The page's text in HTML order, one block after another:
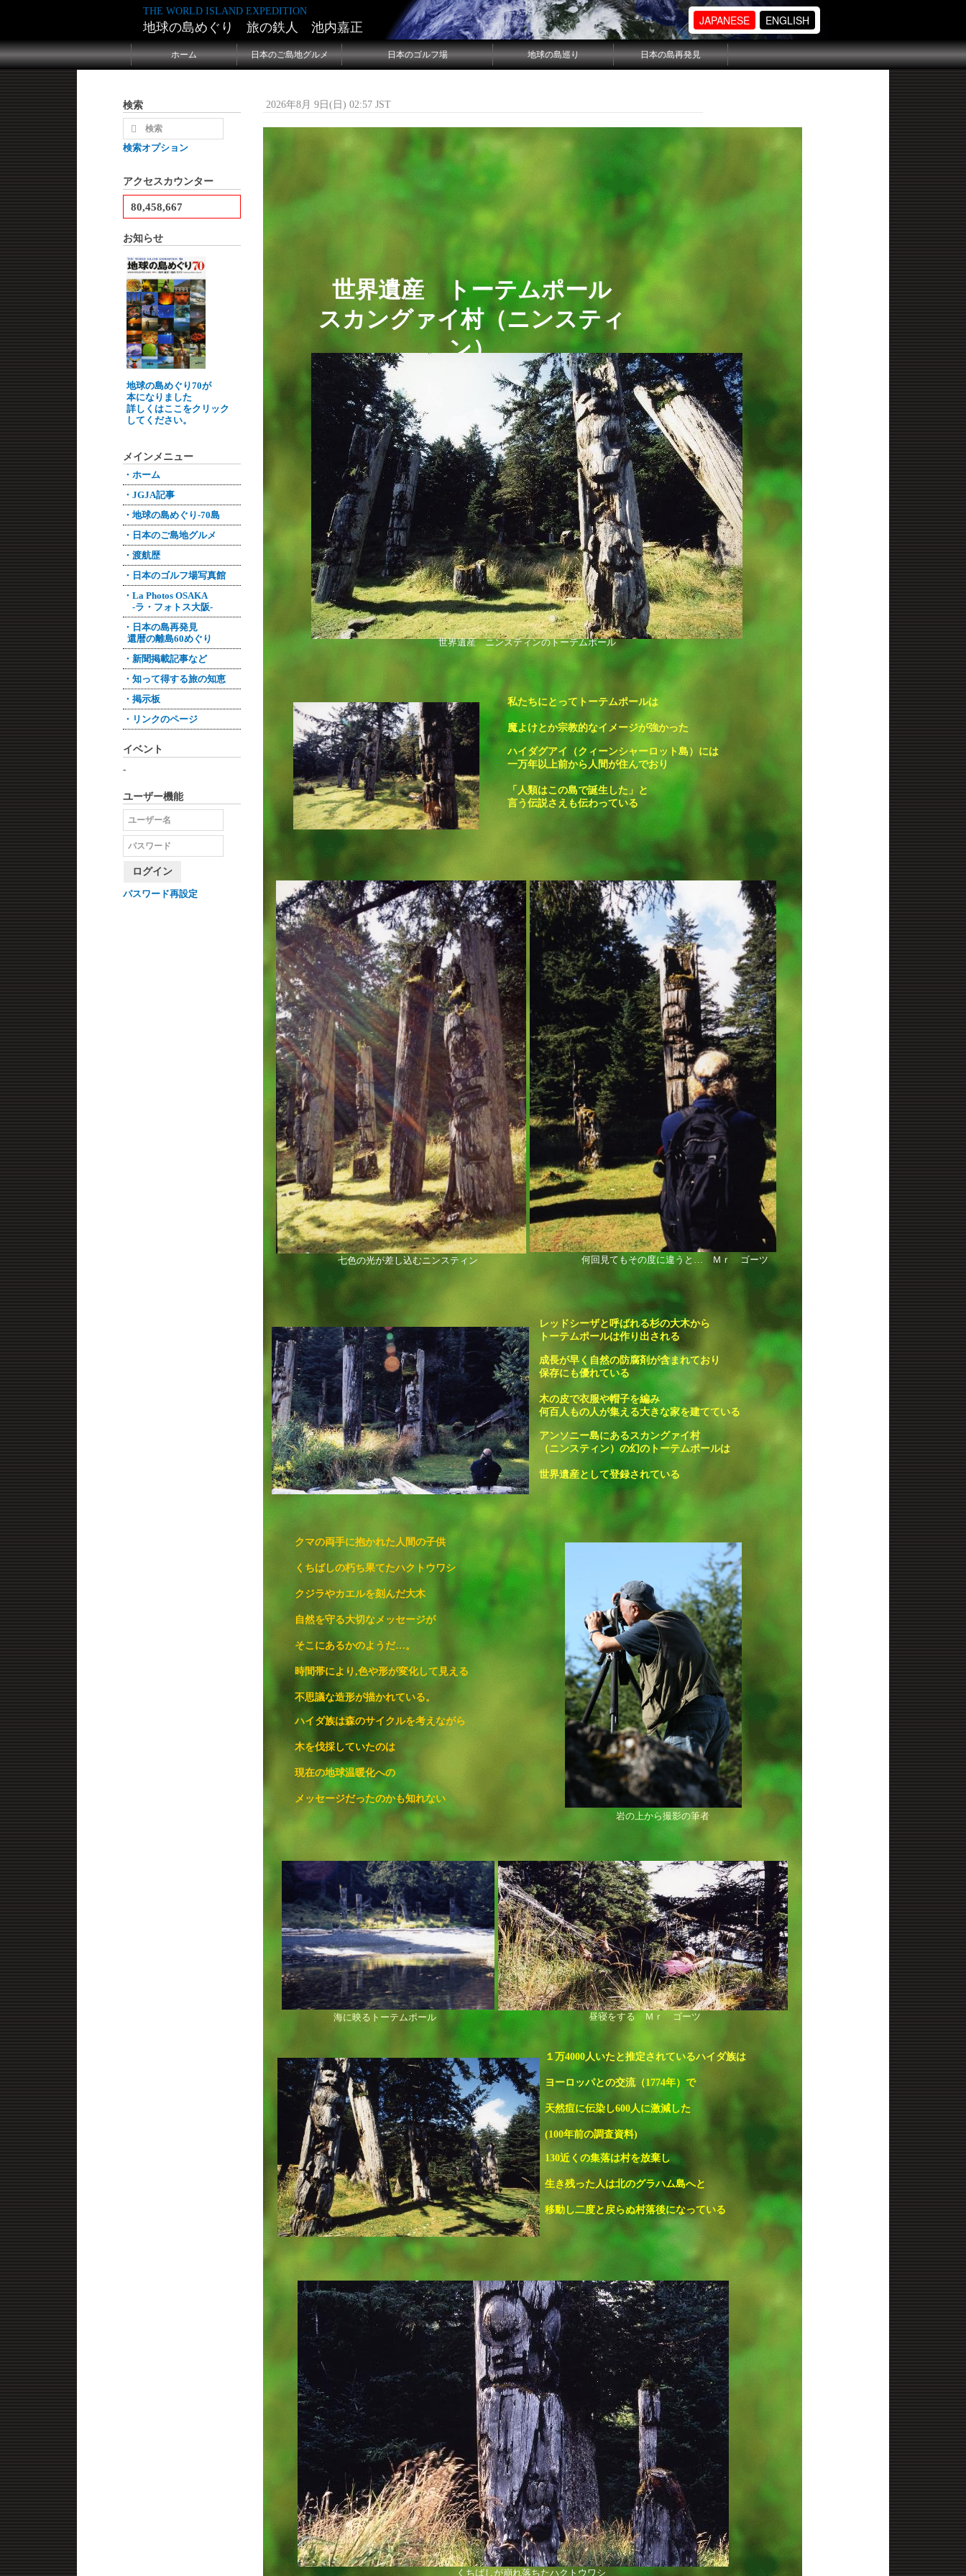
THE WORLD ISLAND EXPEDITION
地球の島めぐり 旅の鉄人 池内嘉正 JAPANESE ENGLISH
ホーム 日本のご島地グルメ 日本のゴルフ場 地球の島巡り 日本の島再発見
2026年8月 9日(日) 02:57 JST
カナダ クィーンシャーロット島（48島目）
カナダ クィーンシャーロット島_世界遺産トーテムポール ニンス
七色の光が差し込むニンスティン 何回見てもその度に違うと… Ｍｒ ゴーツ
世界遺産 ニンスティンのトーテムポール
くちばしが崩れ落ちたハクトウワシ
海に映るトーテムポール 昼寝をする Ｍｒ ゴーツ
岩の上から撮影の筆者
１万4000人いたと推定されているハイダ族は
ヨーロッパとの交流（1774年）で
天然痘に伝染し600人に激減した
(100年前の調査資料)
130近くの集落は村を放棄し
生き残った人は北のグラハム島へと
移動し二度と戻らぬ村落後になっている
クマの両手に抱かれた人間の子供
くちばしの朽ち果てたハクトウワシ
クジラやカエルを刻んだ大木
自然を守る大切なメッセージが
そこにあるかのようだ…。
時間帯により ,色や形が変化して見える
不思議な造形が描かれている。
ハイダ族は森のサイクルを考えながら
木を伐採していたのは
現在の地球温暖化への
メッセージだったのかも知れない
レッドシーザと呼ばれる杉の大木から
トーテムポールは作り出される
成長が早く自然の防腐剤が含まれており
保存にも優れている
木の皮で衣服や帽子を編み
何百人もの人が集える大きな家を建てている
アンソニー島にあるスカングァイ村
（ニンスティン）の幻のトーテムポールは
世界遺産として登録されている
私たちにとってトーテムポールは
魔よけとか宗教的なイメージが強かった
ハイダグアイ（クィーンシャーロット島）には
一万年以上前から人間が住んでおり
「人類はこの島で誕生した」と
言う伝説さえも伝わっている
世界遺産 トーテムポール
スカングァイ村（ニンスティ
ン）
検索
検索オプション
アクセスカウンター
80,458,667
お知らせ
地球の島めぐり70が
本になりました
詳しくはここをクリック
してください。
メインメニュー
・ホーム
・JGJA記事
・地球の島めぐり-70島
・日本のご島地グルメ
・渡航歴
・日本のゴルフ場写真館
・La Photos OSAKA
-ラ・フォトス大阪-
・日本の島再発見
還暦の離島60めぐり
・新聞掲載記事など
・知って得する旅の知恵
・掲示板
・リンクのページ
イベント
-
ユーザー機能
ログイン
パスワード再設定